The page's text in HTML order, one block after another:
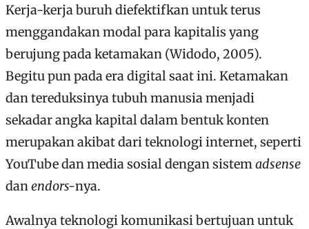
Kerja-kerja buruh diefektifkan untuk terus
menggandakan modal para kapitalis yang
berujung pada ketamakan (Widodo, 2005).
Begitu pun pada era digital saat ini. Ketamakan
dan tereduksinya tubuh manusia menjadi
sekadar angka kapital dalam bentuk konten
merupakan akibat dari teknologi internet, seperti
YouTube dan media sosial dengan sistemadsense
danendors-nya.
Awalnya teknologi komunikasi bertujuan untuk